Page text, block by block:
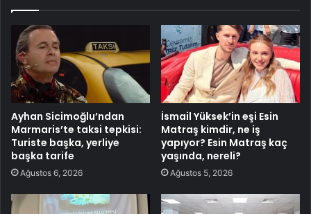
Ayhan Sicimoğlu’ndan
Marmaris’te taksi tepkisi:
Turiste başka, yerliye
başka tarife
Ağustos 6, 2026
İsmail Yüksek’in eşi Esin
Matraş kimdir, ne iş
yapıyor? Esin Matraş kaç
yaşında, nereli?
Ağustos 5, 2026